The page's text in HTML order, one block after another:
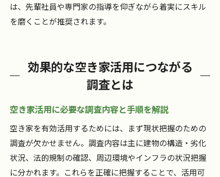
は、先輩社員や専門家の指導を仰ぎながら着実にスキル
を磨くことが推奨されます。
効果的な空き家活用につながる
調査とは
空き家活用に必要な調査内容と手順を解説
空き家を有効活用するためには、まず現状把握のための
調査が欠かせません。調査内容は主に建物の構造・劣化
状況、法的規制の確認、周辺環境やインフラの状況把握
に分かれます。これらを正確に把握することで、活用可